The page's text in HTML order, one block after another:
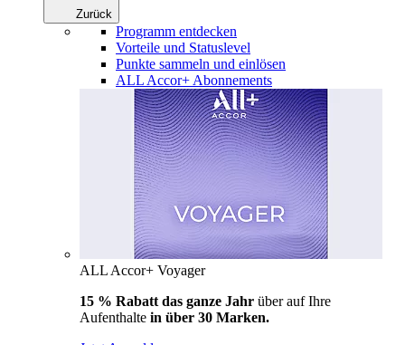
Zurück
Programm entdecken
Vorteile und Statuslevel
Punkte sammeln und einlösen
ALL Accor+ Abonnements
ALL Accor+ Voyager
15 % Rabatt das ganze Jahr über auf Ihre
Aufenthalte in über 30 Marken.